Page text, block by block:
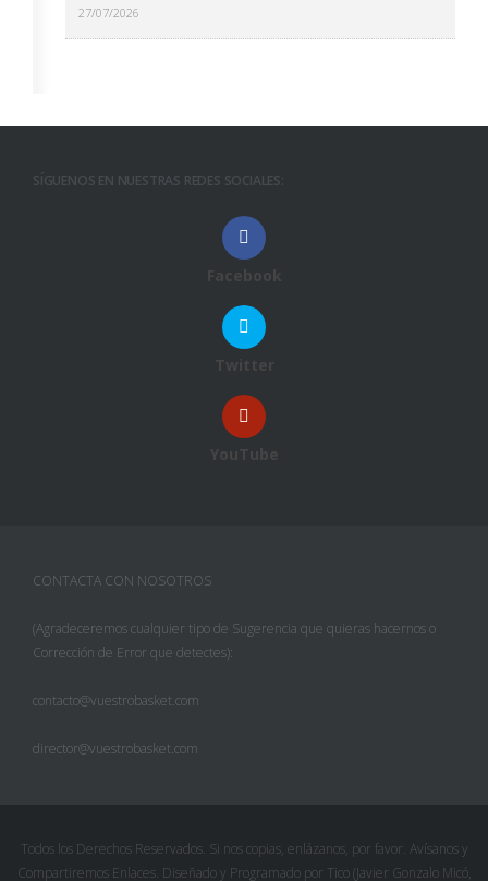
27/07/2026
SÍGUENOS EN NUESTRAS REDES SOCIALES:
Facebook
Twitter
YouTube
CONTACTA CON NOSOTROS
(Agradeceremos cualquier tipo de Sugerencia que quieras hacernos o
Corrección de Error que detectes):
contacto@vuestrobasket.com
director@vuestrobasket.com
Todos los Derechos Reservados. Si nos copias, enlázanos, por favor. Avísanos y
Compartiremos Enlaces. Diseñado y Programado por Tico (Javier Gonzalo Micó,